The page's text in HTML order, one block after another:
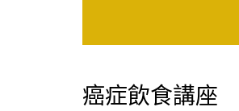
癌症飲食講座